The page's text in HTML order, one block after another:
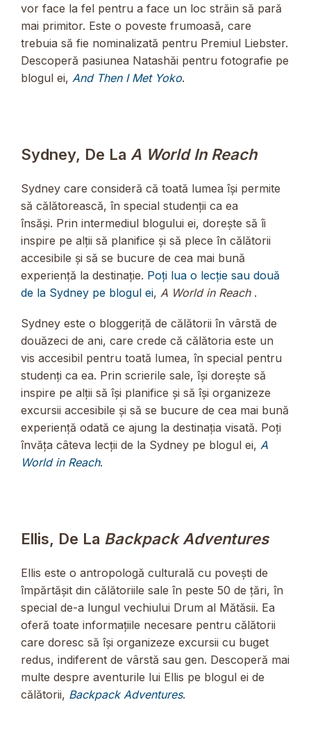
vor face la fel pentru a face un loc străin să pară
mai primitor. Este o poveste frumoasă, care
trebuia să fie nominalizată pentru Premiul Liebster.
Descoperă pasiunea Natashăi pentru fotografie pe
blogul ei, And Then I Met Yoko.
Sydney, De La A World In Reach
Sydney care consideră că toată lumea își permite
să călătorească, în special studenții ca ea
însăși. Prin intermediul blogului ei, dorește să îi
inspire pe alții să planifice și să plece în călătorii
accesibile și să se bucure de cea mai bună
experiență la destinație. Poți lua o lecție sau două
de la Sydney pe blogul ei, A World in Reach.
Sydney este o bloggeriță de călătorii în vârstă de
douăzeci de ani, care crede că călătoria este un
vis accesibil pentru toată lumea, în special pentru
studenți ca ea. Prin scrierile sale, își dorește să
inspire pe alții să își planifice și să își organizeze
excursii accesibile și să se bucure de cea mai bună
experiență odată ce ajung la destinația visată. Poți
învăța câteva lecții de la Sydney pe blogul ei, A
World in Reach.
Ellis, De La Backpack Adventures
Ellis este o antropologă culturală cu povești de
împărtășit din călătoriile sale în peste 50 de țări, în
special de-a lungul vechiului Drum al Mătăsii. Ea
oferă toate informațiile necesare pentru călătorii
care doresc să își organizeze excursii cu buget
redus, indiferent de vârstă sau gen. Descoperă mai
multe despre aventurile lui Ellis pe blogul ei de
călătorii, Backpack Adventures.